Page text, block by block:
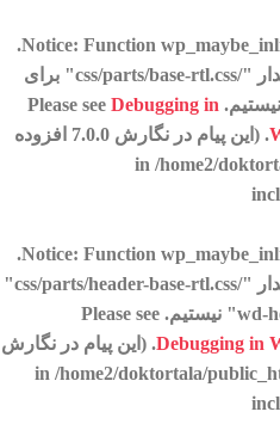
Notice: Function
.
قادر به خواندن کلید "path" با مقدار "/css/parts/base-rtl.css" برای
Debugging in
for more information. (این پیام در نگارش 7.0.0 افزوده
/home2/
Notice: Function
.
قادر به خواندن کلید "path" با مقدار "/css/parts/header-base-rtl.css"
Debugging infor more information. (این پیام در نگارش
/home2/doktortala/